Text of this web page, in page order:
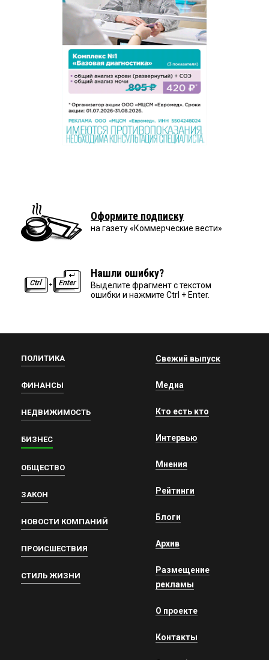
Оформите подписку
на газету «Коммерческие вести»
Нашли ошибку?
Выделите фрагмент с текстом
ошибки и нажмите Ctrl + Enter.
ПОЛИТИКА
ФИНАНСЫ
НЕДВИЖИМОСТЬ
БИЗНЕС
ОБЩЕСТВО
ЗАКОН
НОВОСТИ КОМПАНИЙ
ПРОИСШЕСТВИЯ
СТИЛЬ ЖИЗНИ
Свежий выпуск
Медиа
Кто есть кто
Интервью
Мнения
Рейтинги
Блоги
Архив
Размещение
рекламы
О проекте
Контакты